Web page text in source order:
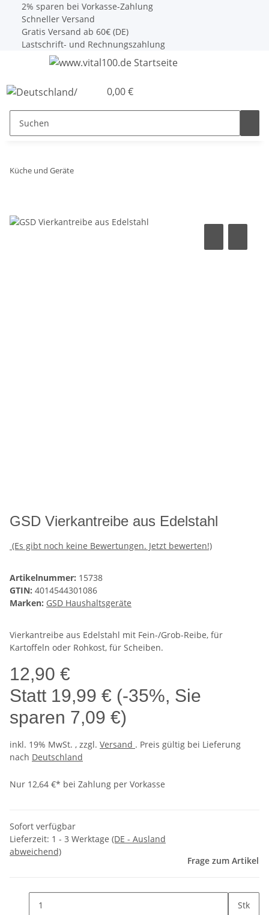
2% sparen bei Vorkasse-Zahlung
Schneller Versand
Gratis Versand ab 60€ (DE)
Lastschrift- und Rechnungszahlung
0,00 €
Küche und Geräte
GSD Vierkantreibe aus Edelstahl
(Es gibt noch keine Bewertungen. Jetzt bewerten!)
Artikelnummer: 15738
GTIN: 4014544301086
Marken: GSD Haushaltsgeräte
Vierkantreibe aus Edelstahl mit Fein-/Grob-Reibe, für
Kartoffeln oder Rohkost, für Scheiben.
12,90 €
Statt 19,99 € (-35%, Sie
sparen 7,09 €)
inkl. 19% MwSt. , zzgl. Versand . Preis gültig bei Lieferung
nach Deutschland
Nur 12,64 €* bei Zahlung per Vorkasse
Sofort verfügbar
Lieferzeit: 1 - 3 Werktage (DE - Ausland
abweichend)
Frage zum Artikel
Stk